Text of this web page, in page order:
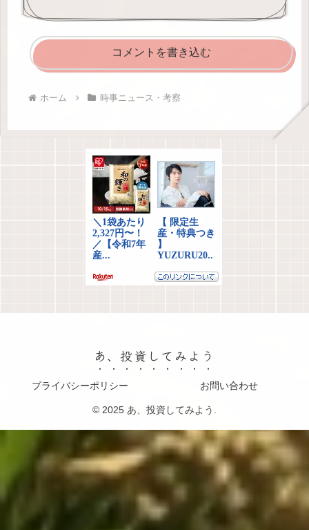
コメントを書き込む
ホーム 時事ニュース・考察
あ、投資してみよう
プライバシーポリシー お問い合わせ
© 2025 あ、投資してみよう.